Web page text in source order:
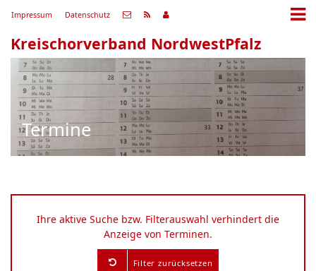
Impressum Datenschutz
Kreischorverband NordwestPfalz
Termine
Ihre aktive Suche bzw. Filterauswahl verhindert die
Anzeige von Terminen.
Filter zurücksetzen